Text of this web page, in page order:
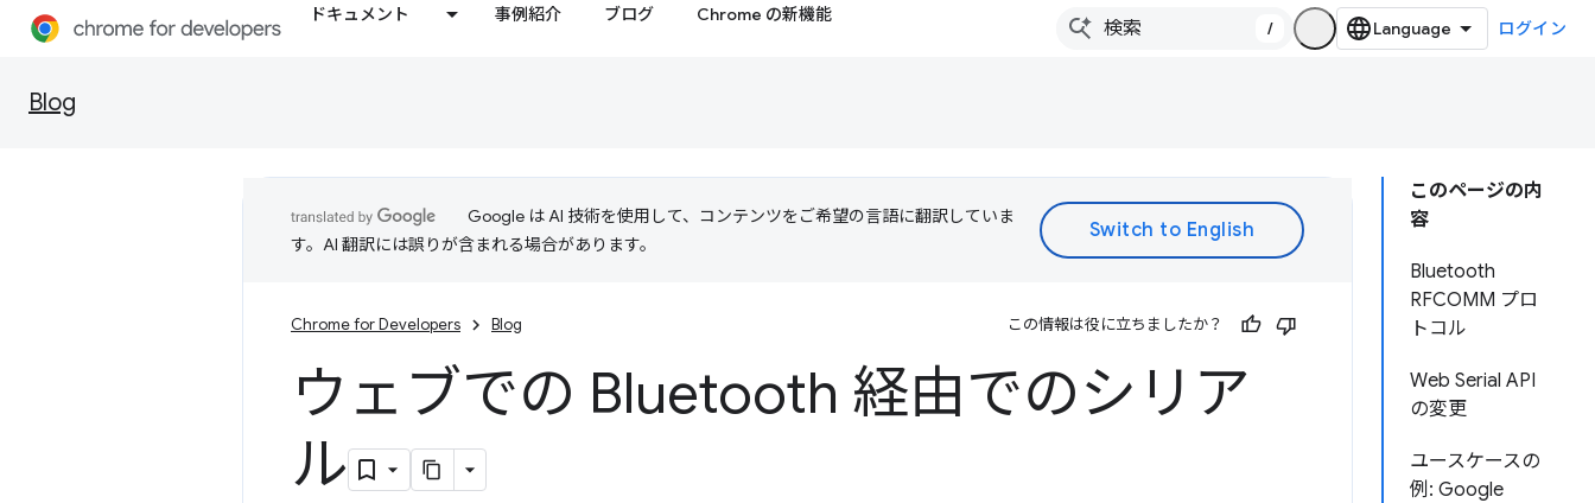
ドキュメント 事例紹介 ブログ Chrome の新機能
/ ログイン
Blog
このページの内
容
Bluetooth
RFCOMM プロ
トコル
Web Serial API
の変更
ユースケースの
例: Google
Google は AI 技術を使用して、コンテンツをご希望の言語に翻訳していま
す。AI 翻訳には誤りが含まれる場合があります。
Chrome for Developers Blog この情報は役に立ちましたか？
ウェブでの Bluetooth 経由でのシリア
ル